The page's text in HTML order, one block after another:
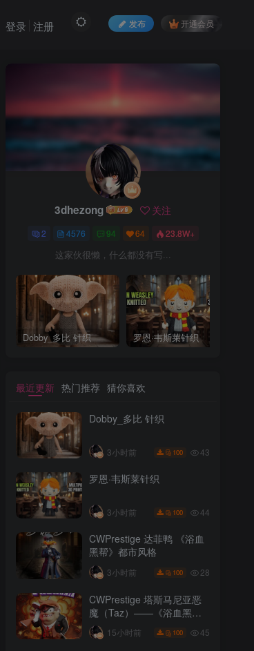
发布 开通会员
登录 注册
3dhezong 关注
2 4576 94 64 23.8W+
这家伙很懒，什么都没有写...
Dobby_多比 针织 罗恩·韦斯莱针织
最近更新 热门推荐 猜你喜欢
Dobby_多比 针织
3小时前 100 43
罗恩·韦斯莱针织
3小时前 100 44
CWPrestige 达菲鸭 《浴血
黑帮》都市风格
3小时前 100 28
CWPrestige 塔斯马尼亚恶
魔（Taz）——《浴血黑
帮》
15小时前 100 45
3dhezong 关注
2 4576 94 64 23.8W+
这家伙很懒，什么都没有写...
Dobby_多比 针织 罗恩·韦斯莱针织
最近更新 热门推荐
3小时前
3小时前 100 44